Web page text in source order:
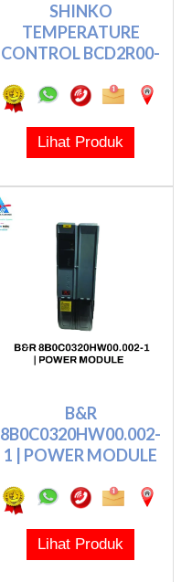
SHINKO
TEMPERATURE
CONTROL BCD2R00-
Lihat Produk
B&R
8B0C0320HW00.002-
1 | POWER MODULE
Lihat Produk